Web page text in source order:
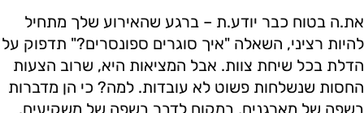
את.ה בטוח כבר יודע.ת – ברגע שהאירוע שלך מתחיל
להיות רציני, השאלה "איך סוגרים ספונסרים?" תדפוק על
הדלת בכל שיחת צוות. אבל המציאות היא, שרוב הצעות
החסות שנשלחות פשוט לא עובדות. למה? כי הן מדברות
בשפה של מארגנים, במקום לדבר בשפה של משקיעים.